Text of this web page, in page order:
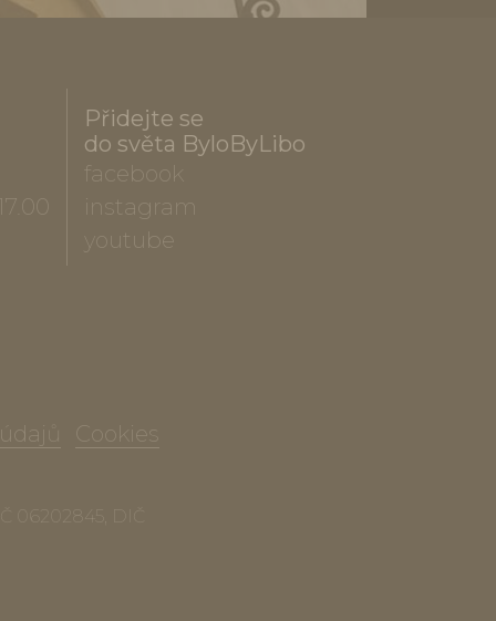
Přidejte se
do světa ByloByLibo
facebook
instagram
youtube
Cookies
06202845, DIČ